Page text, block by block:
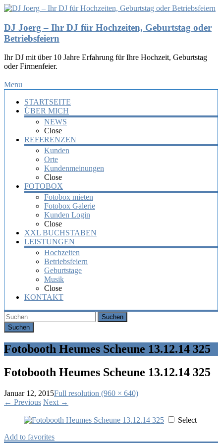
DJ Joerg – Ihr DJ für Hochzeiten, Geburtstag oder
Betriebsfeiern
Ihr DJ mit über 10 Jahre Erfahrung für Ihre Hochzeit, Geburtstag
oder Firmenfeier.
Menu
STARTSEITE
ÜBER MICH
NEWS
Close
REFERENZEN
Kunden
Orte
Kundenmeinungen
Close
FOTOBOX
Fotobox mieten
Fotobox Galerie
Kunden Login
Close
XXL BUCHSTABEN
LEISTUNGEN
Hochzeiten
Betriebsfeiern
Geburtstage
Musik
Close
KONTAKT
Suchen
Fotobooth Heumes Scheune 13.12.14 325
Fotobooth Heumes Scheune 13.12.14 325
Januar 12, 2015Full resolution (960 × 640)
← Previous Next →
Select
Add to favorites